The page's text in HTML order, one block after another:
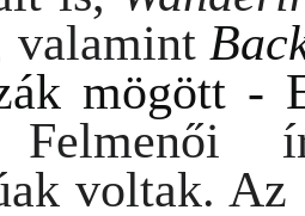
valamint
mögött -
Felmenői
voltak.